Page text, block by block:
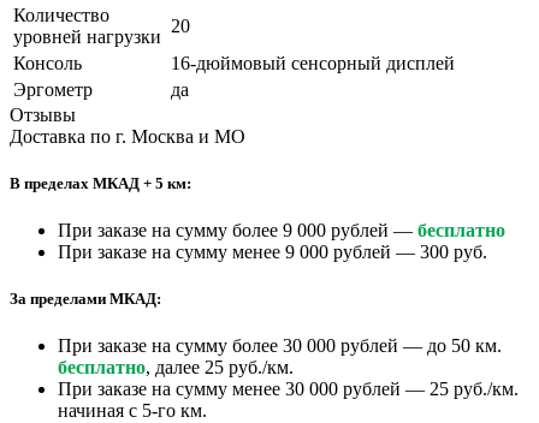
Количество
уровней нагрузки
20
Консоль
16-дюймовый сенсорный дисплей
Эргометр
да
Отзывы
Доставка по г. Москва и МО
В пределах МКАД + 5 км:
При заказе на сумму более 9 000 рублей — бесплатно
При заказе на сумму менее 9 000 рублей — 300 руб.
За пределами МКАД:
При заказе на сумму более 30 000 рублей — до 50 км.
бесплатно, далее 25 руб./км.
При заказе на сумму менее 30 000 рублей — 25 руб./км.
начиная с 5-го км.